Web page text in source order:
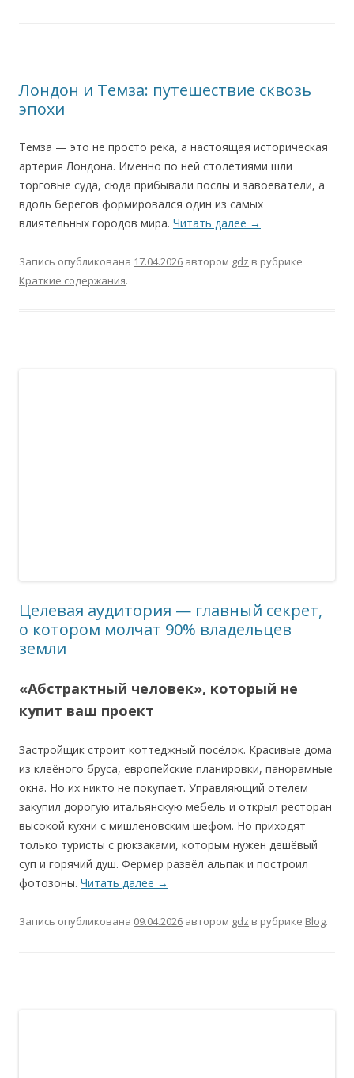
Лондон и Темза: путешествие сквозь
эпохи
Темза — это не просто река, а настоящая историческая
артерия Лондона. Именно по ней столетиями шли
торговые суда, сюда прибывали послы и завоеватели, а
вдоль берегов формировался один из самых
влиятельных городов мира. Читать далее →
Запись опубликована 17.04.2026 автором gdz в рубрике
Краткие содержания.
Целевая аудитория — главный секрет,
о котором молчат 90% владельцев
земли
«Абстрактный человек», который не
купит ваш проект
Застройщик строит коттеджный посёлок. Красивые дома
из клеёного бруса, европейские планировки, панорамные
окна. Но их никто не покупает. Управляющий отелем
закупил дорогую итальянскую мебель и открыл ресторан
высокой кухни с мишленовским шефом. Но приходят
только туристы с рюкзаками, которым нужен дешёвый
суп и горячий душ. Фермер развёл альпак и построил
фотозоны. Читать далее →
Запись опубликована 09.04.2026 автором gdz в рубрике Blog.